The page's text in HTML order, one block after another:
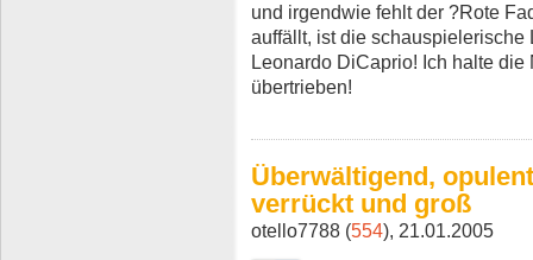
und irgendwie fehlt der ?Rote
auffällt, ist die
Leonardo DiCaprio! Ich halte die
übertrieben!
Überwältigend,
verrückt und groß
otello7788 (554), 21.01.2005